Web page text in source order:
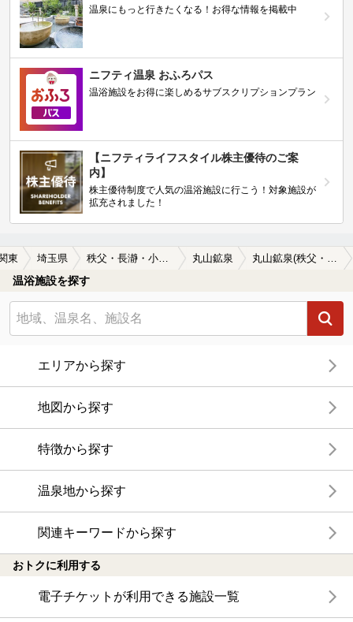
温泉にもっと行きたくなる！お得な情報を掲載中
ニフティ温泉 おふろパス
温浴施設をお得に楽しめるサブスクリプションプラン
【ニフティライフスタイル株主優待のご案
内】
株主優待制度で人気の温浴施設に行こう！対象施設が
拡充されました！
東 埼玉県 秩父・長瀞・小鹿野 丸山鉱泉 丸山鉱泉(秩父・長瀞・小鹿野)の温泉宿・温泉旅館・ホテルおすすめ1選(2026年版)
温浴施設を探す
エリアから探す
地図から探す
特徴から探す
温泉地から探す
関連キーワードから探す
おトクに利用する
電子チケットが利用できる施設一覧